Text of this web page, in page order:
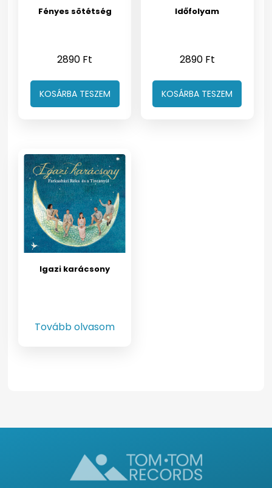
Fényes sötétség
2890 Ft
KOSÁRBA TESZEM
Időfolyam
2890 Ft
KOSÁRBA TESZEM
Igazi karácsony
Tovább olvasom